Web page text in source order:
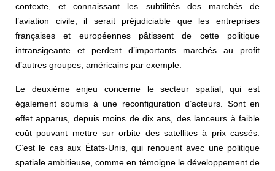
contexte, et connaissant les subtilités des marchés de
l’aviation civile, il serait préjudiciable que les entreprises
françaises et européennes pâtissent de cette politique
intransigeante et perdent d’importants marchés au profit
d’autres groupes, américains par exemple.
Le deuxième enjeu concerne le secteur spatial, qui est
également soumis à une reconfiguration d’acteurs. Sont en
effet apparus, depuis moins de dix ans, des lanceurs à faible
coût pouvant mettre sur orbite des satellites à prix cassés.
C’est le cas aux États-Unis, qui renouent avec une politique
spatiale ambitieuse, comme en témoigne le développement de